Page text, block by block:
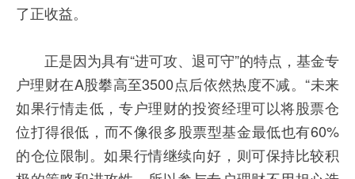
了正收益。
正是因为具有“进可攻、退可守”的特点，基金专
户理财在A股攀高至3500点后依然热度不减。“未来
如果行情走低，专户理财的投资经理可以将股票仓
位打得很低，而不像很多股票型基金最低也有60%
的仓位限制。如果行情继续向好，则可保持比较积